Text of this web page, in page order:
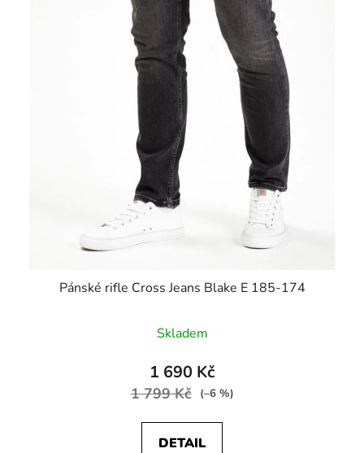
Pánské rifle Cross Jeans Blake E 185-174
Skladem
1 690 Kč
1 799 Kč (–6 %)
DETAIL